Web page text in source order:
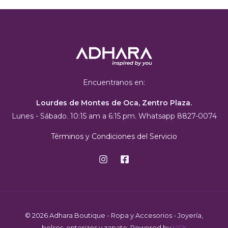
Encuentranos en:
Lourdes de Montes de Oca, Zentro Plaza.
Lunes - Sábado. 10:15 am a 6:15 pm. Whatsapp 8827-0074
Términos y Condiciones del Servicio
© 2026 Adhara Boutique - Ropa y Accesorios - Joyería,